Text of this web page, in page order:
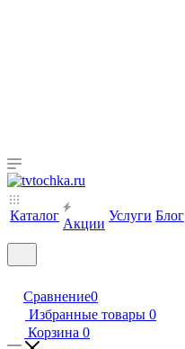
Каталог
Акции
Услуги Блог
Сравнение0
Избранные товары 0
Корзина 0